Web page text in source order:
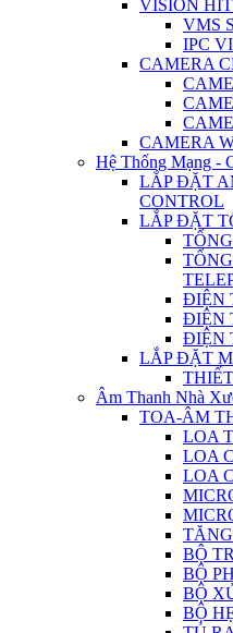
VISION
VMS
IPC
CAMERA
CAMERA
Hệ Thống Mạng -
LẮP ĐẶT
CONTROL
LẮP ĐẶT
ĐIỆN
ĐIỆN
ĐIỆN
LẮP ĐẶT
Âm Thanh Nhà
TOA-ÂM
LOA
LOA
LOA
BỘ
BỘ
BỘ
BỘ